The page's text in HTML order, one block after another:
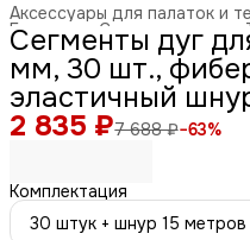
Аксессуары для палаток и
Спорт и отдых ›
Главная ›
Сегменты дуг
мм, 30 шт.,
эластичный
2 835 ₽7 688 ₽−63%
Комплектация
30 штук + шнур 15 метров